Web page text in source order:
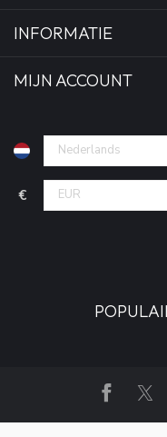
INFORMATIE
MIJN ACCOUNT
€